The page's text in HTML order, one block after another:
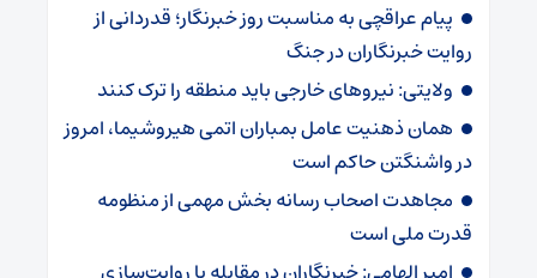
پیام عراقچی به مناسبت روز خبرنگار؛ قدردانی از
روایت خبرنگاران در جنگ
ولایتی: نیروهای خارجی باید منطقه را ترک کنند
همان ذهنیت عامل بمباران اتمی هیروشیما، امروز
در واشنگتن حاکم است
مجاهدت اصحاب رسانه بخش مهمی از منظومه
قدرت ملی است